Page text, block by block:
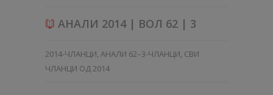
АНАЛИ 2014 | ВОЛ 62 | 3
2014-ЧЛАНЦИ, АНАЛИ 62–3-ЧЛАНЦИ, СВИ
ЧЛАНЦИ ОД 2014